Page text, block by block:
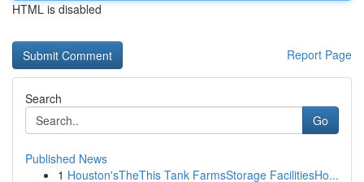
HTML is disabled
Report Page
Search
Go
Published News
1 Houston'sTheThis Tank FarmsStorage FacilitiesHo...